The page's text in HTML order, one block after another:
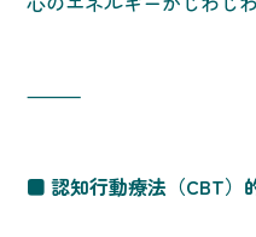
⸻
■ 認知行動療法（CBT）